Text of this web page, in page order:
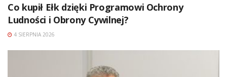
Co kupił Ełk dzięki Programowi Ochrony
Ludności i Obrony Cywilnej?
4 SIERPNIA 2026